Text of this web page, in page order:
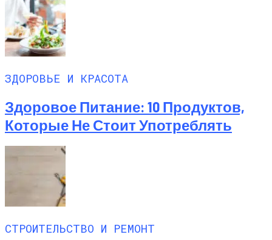
ЗДОРОВЬЕ И КРАСОТА
Здоровое Питание: 10 Продуктов,
Которые Не Стоит Употреблять
СТРОИТЕЛЬСТВО И РЕМОНТ